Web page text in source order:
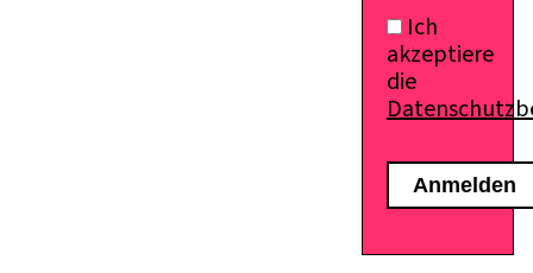
Ich
akzeptiere
die